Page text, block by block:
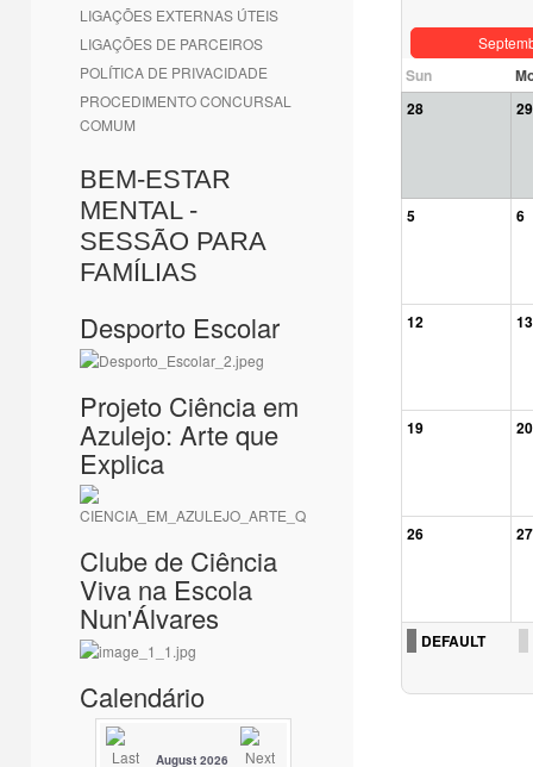
LIGAÇÕES EXTERNAS ÚTEIS
LIGAÇÕES DE PARCEIROS
POLÍTICA DE PRIVACIDADE
PROCEDIMENTO CONCURSAL
COMUM
BEM-ESTAR
MENTAL -
SESSÃO PARA
FAMÍLIAS
Desporto Escolar
Projeto Ciência em
Azulejo: Arte que
Explica
Clube de Ciência
Viva na Escola
Nun'Álvares
Calendário
August 2026
Sun
28
29
5 6
12 13
19 20
26 27
DEFAULT